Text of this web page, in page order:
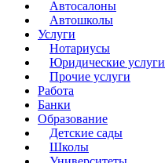
Автосалоны
Автошколы
Услуги
Нотариусы
Юридические услуги
Прочие услуги
Работа
Банки
Образование
Детские сады
Школы